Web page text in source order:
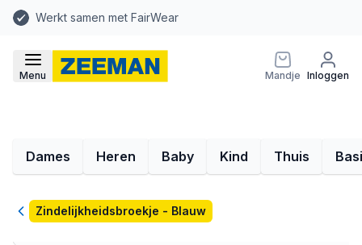
Werkt samen met FairWear
Menu Mandje Inloggen
Dames Heren Baby Kind Thuis
TerugZindelijkheidsbroekje - Blauw